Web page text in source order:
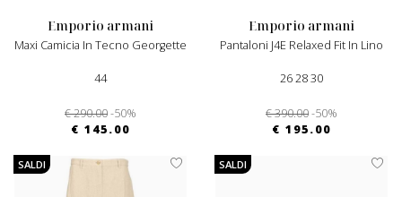
emporio armani
Maxi Camicia In Tecno Georgette
44
€ 290.00-50%
€ 145.00
emporio armani
Pantaloni J4E Relaxed Fit In Lino
26 28 30
€ 390.00-50%
€ 195.00
SALDI SALDI